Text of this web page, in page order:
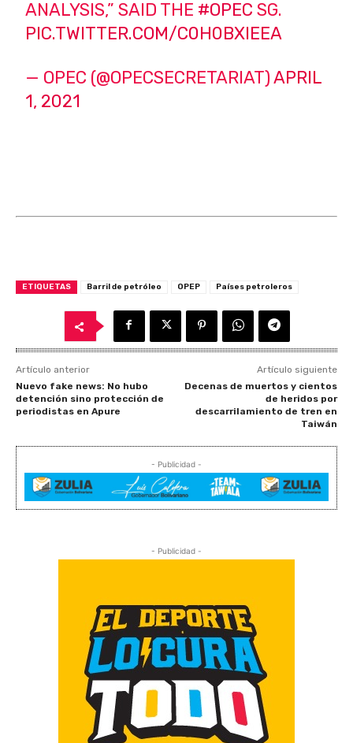
ANALYSIS,” SAID THE #OPEC SG.
PIC.TWITTER.COM/C0H0BXIEEA
— OPEC (@OPECSECRETARIAT)APRIL
1, 2021
ETIQUETAS Barril de petróleo OPEP Países petroleros
Artículo anterior
Nuevo fake news: No hubo
detención sino protección de
periodistas en Apure
Artículo siguiente
Decenas de muertos y cientos
de heridos por
descarrilamiento de tren en
Taiwán
- Publicidad -
- Publicidad -